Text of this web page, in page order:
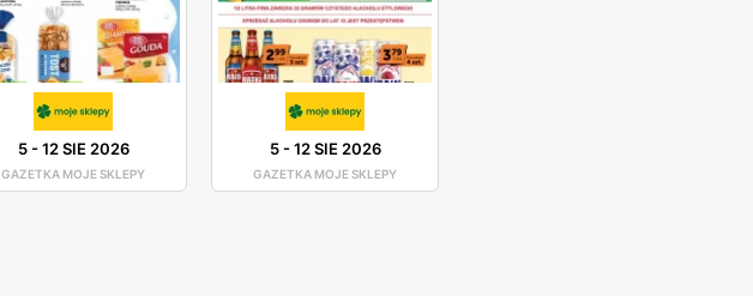
5-12 SIE 2026
GAZETKA MOJE SKLEPY
5-12 SIE 2026
GAZETKA MOJE SKLEPY